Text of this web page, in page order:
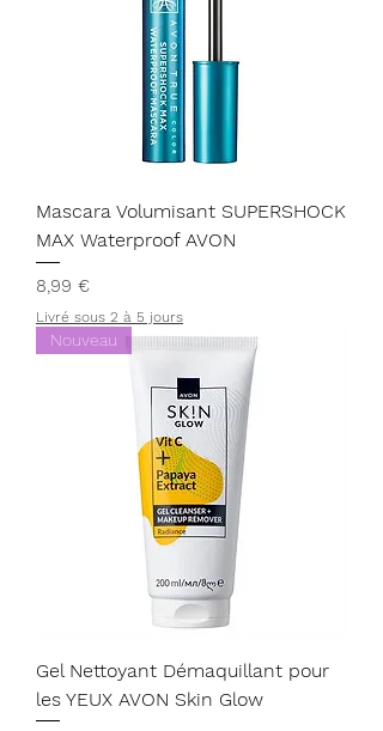
Mascara Volumisant SUPERSHOCK
MAX Waterproof AVON
Prix
8,99 €
Livré sous 2 à 5 jours
Nouveau
Gel Nettoyant Démaquillant pour
les YEUX AVON Skin Glow